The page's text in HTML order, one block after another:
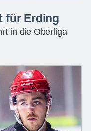
für Erding
in die Oberliga